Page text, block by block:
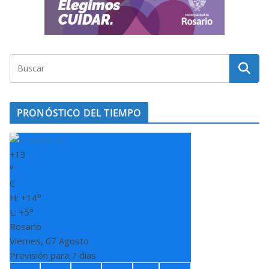
PRONÓSTICO DEL TIEMPO
+13
°
C
H: +14°
L: +5°
Rosario
Viernes, 07 Agosto
Previsión para 7 días